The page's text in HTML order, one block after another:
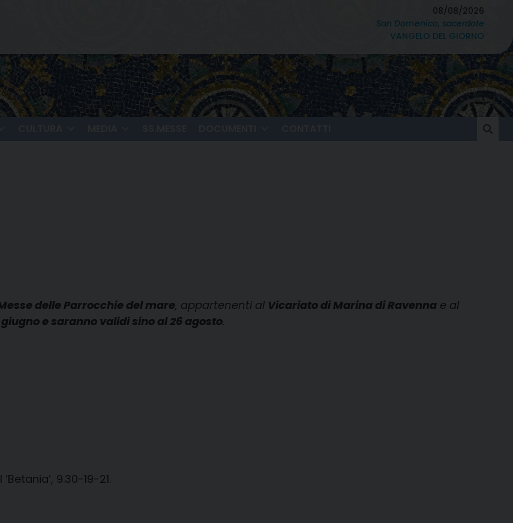
08/08/2026
San Domenico, sacerdote
VANGELO DEL GIORNO
delle Parrocchie del mare, appartenenti al Vicariato di Marina di Ravenna e al
e saranno validi sino al 26 agosto.
9.30-19-21.